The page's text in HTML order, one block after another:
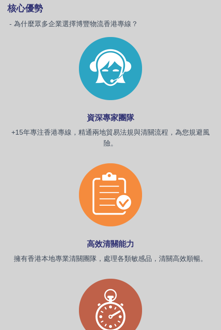
核心優勢
- 為什麼眾多企業選擇博豐物流香港專線？
資深專家團隊
+15年專注香港專線，精通兩地貿易法規與清關流程，為您規避風
險。
高效清關能力
擁有香港本地專業清關團隊，處理各類敏感品，清關高效順暢。